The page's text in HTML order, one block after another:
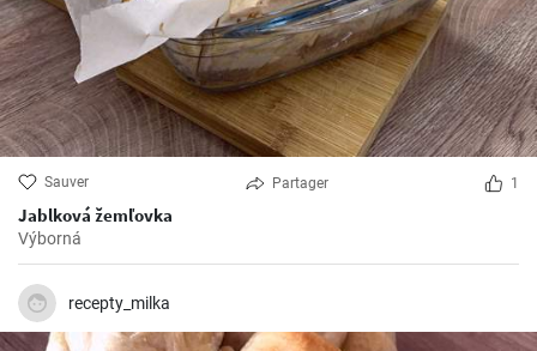
Sauver Partager 1
Jablková žemľovka
Výborná
recepty_milka